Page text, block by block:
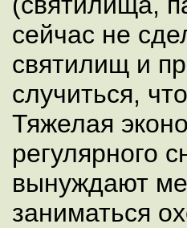
сейчас не
святилищ и
случиться,
Тяжелая
регулярного
вынуждают
заниматься